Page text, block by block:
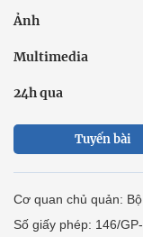
Ảnh
Multimedia
24h qua
Tuyến bài
Cơ quan chủ quản:
Số giấy phép: 146/